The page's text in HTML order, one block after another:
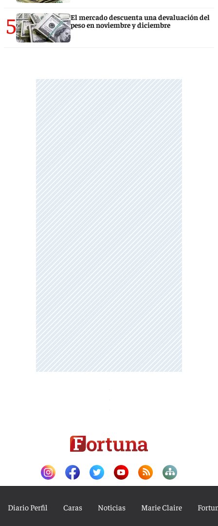
5
El mercado descuenta una devaluación del
peso en noviembre y diciembre
Diario Perfil Caras Noticias Marie Claire